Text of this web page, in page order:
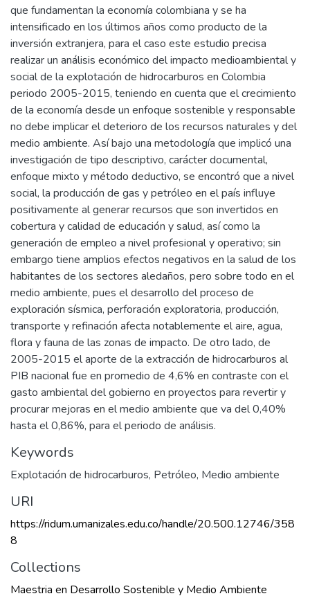
que fundamentan la economía colombiana y se ha
intensificado en los últimos años como producto de la
inversión extranjera, para el caso este estudio precisa
realizar un análisis económico del impacto medioambiental y
social de la explotación de hidrocarburos en Colombia
periodo 2005-2015, teniendo en cuenta que el crecimiento
de la economía desde un enfoque sostenible y responsable
no debe implicar el deterioro de los recursos naturales y del
medio ambiente. Así bajo una metodología que implicó una
investigación de tipo descriptivo, carácter documental,
enfoque mixto y método deductivo, se encontró que a nivel
social, la producción de gas y petróleo en el país influye
positivamente al generar recursos que son invertidos en
cobertura y calidad de educación y salud, así como la
generación de empleo a nivel profesional y operativo; sin
embargo tiene amplios efectos negativos en la salud de los
habitantes de los sectores aledaños, pero sobre todo en el
medio ambiente, pues el desarrollo del proceso de
exploración sísmica, perforación exploratoria, producción,
transporte y refinación afecta notablemente el aire, agua,
flora y fauna de las zonas de impacto. De otro lado, de
2005-2015 el aporte de la extracción de hidrocarburos al
PIB nacional fue en promedio de 4,6% en contraste con el
gasto ambiental del gobierno en proyectos para revertir y
procurar mejoras en el medio ambiente que va del 0,40%
hasta el 0,86%, para el periodo de análisis.
Keywords
Explotación de hidrocarburos, Petróleo, Medio ambiente
URI
https://ridum.umanizales.edu.co/handle/20.500.12746/358
8
Collections
Maestria en Desarrollo Sostenible y Medio Ambiente